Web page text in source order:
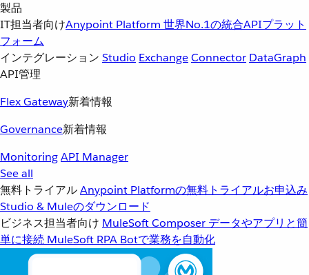
製品
IT担当者向けAnypoint Platform 世界No.1の統合APIプラット
フォーム
インテグレーション Studio ExchangeConnector DataGraph
API管理
Flex Gateway新着情報
Governance新着情報
MonitoringAPI Manager
See all
無料トライアルAnypoint Platformの無料トライアルお申込み
Studio & Muleのダウンロード
ビジネス担当者向け MuleSoft Composer データやアプリと簡
単に接続 MuleSoft RPA Botで業務を自動化